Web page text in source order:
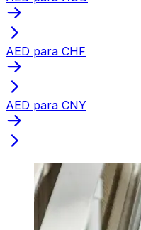
AED para CHF
AED para CNY